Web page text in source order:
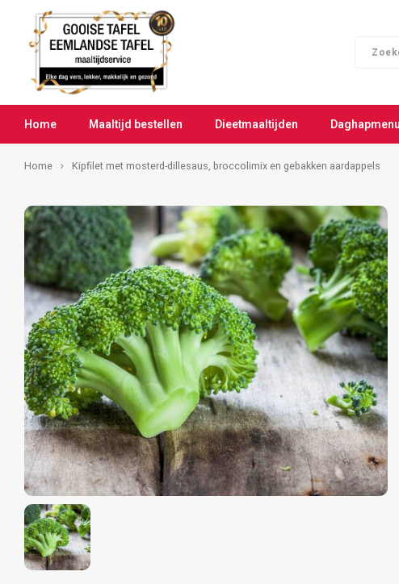
Home Maaltijd bestellen Dieetmaaltijden Daghapmenu
Home Kipfilet met mosterd-dillesaus, broccolimix en gebakken aardappels